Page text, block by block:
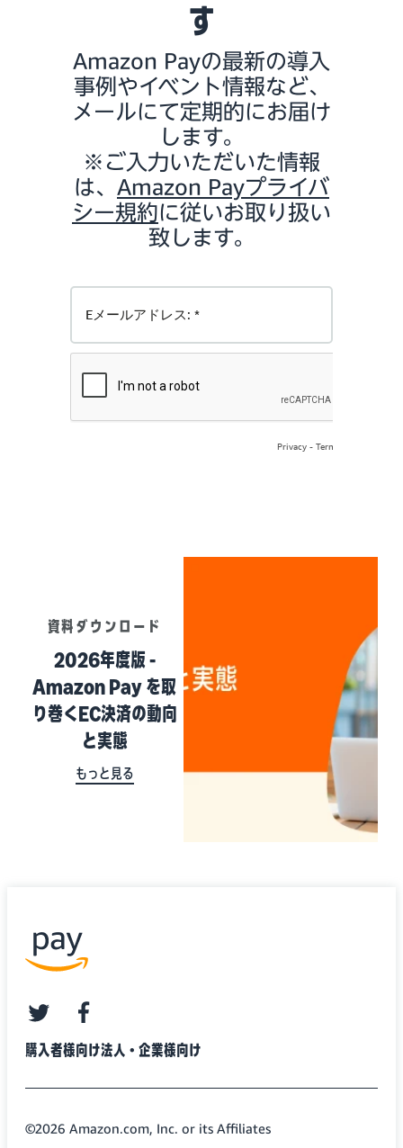
す
Amazon Payの最新の導入
事例やイベント情報など、
メールにて定期的にお届け
します。
※ご入力いただいた情報
は、 Amazon Payプライバ
シー規約に従いお取り扱い
致します。
資料ダウンロード
2026年度版 -
Amazon Pay を取
り巻くEC決済の動向
と実態
もっと見る
購入者様向け法人・企業様向け
twitterfacebook
©2026 Amazon.com, Inc. or its Affiliates